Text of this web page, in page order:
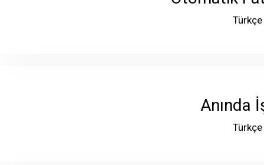
Türkçe
Anında
Türkçe